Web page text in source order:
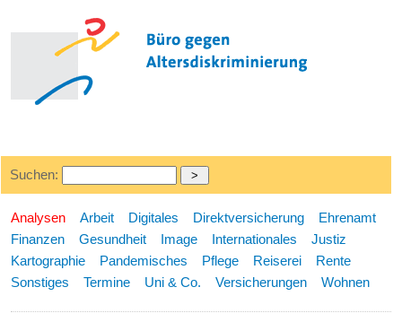
Suchen:
Analysen Arbeit Digitales Direktversicherung
Ehrenamt
Finanzen
Gesundheit Image Internationales
Justiz
Kartographie
Pandemisches Pflege Reiserei
Rente
Sonstiges
Termine Uni & Co. Versicherungen Wohnen